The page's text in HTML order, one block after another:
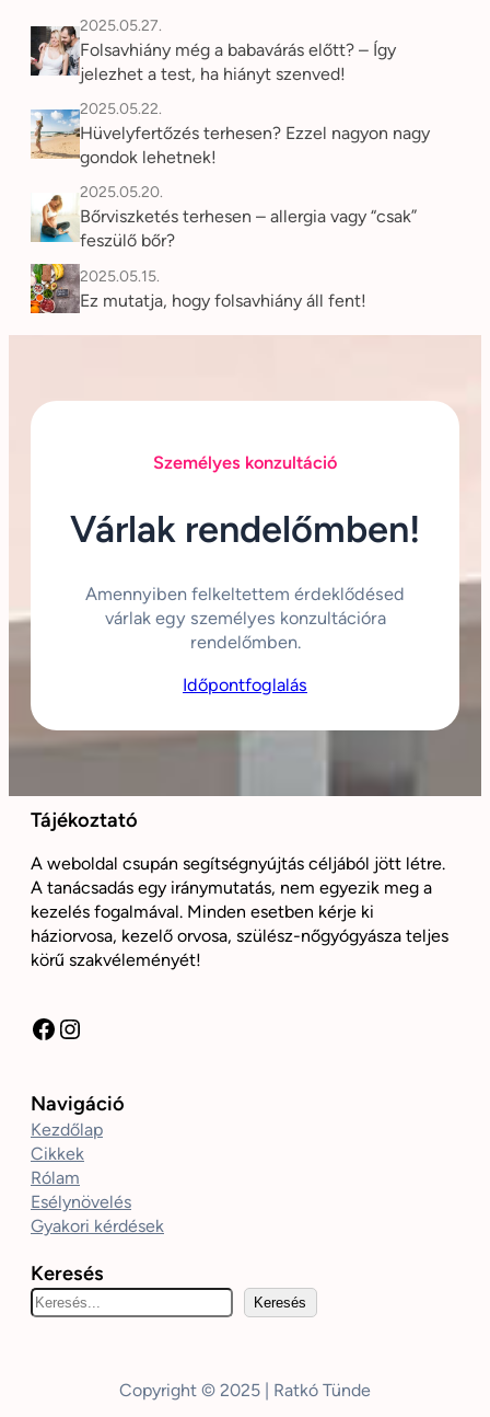
2025.05.27.
Folsavhiány még a babavárás előtt? – Így
jelezhet a test, ha hiányt szenved!
2025.05.22.
Hüvelyfertőzés terhesen? Ezzel nagyon nagy
gondok lehetnek!
2025.05.20.
Bőrviszketés terhesen – allergia vagy “csak”
feszülő bőr?
2025.05.15.
Ez mutatja, hogy folsavhiány áll fent!
Személyes konzultáció
Várlak rendelőmben!
Amennyiben felkeltettem érdeklődésed
várlak egy személyes konzultációra
rendelőmben.
Időpontfoglalás
Tájékoztató
A weboldal csupán segítségnyújtás céljából jött létre.
A tanácsadás egy iránymutatás, nem egyezik meg a
kezelés fogalmával. Minden esetben kérje ki
háziorvosa, kezelő orvosa, szülész-nőgyógyásza teljes
körű szakvéleményét!
Facebook Instagram
Navigáció
Kezdőlap
Cikkek
Rólam
Esélynövelés
Gyakori kérdések
Keresés
K
e
s
Keresés
Copyright © 2025 | Ratkó Tünde